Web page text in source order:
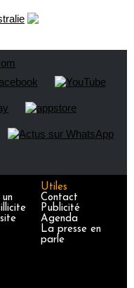
Utiles
Contact
Publicité
Agenda
La presse en
parle